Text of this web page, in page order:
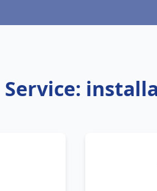
Service: